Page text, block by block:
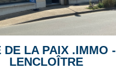
DE LA PAIX .IMMO -
LENCLOÎTRE